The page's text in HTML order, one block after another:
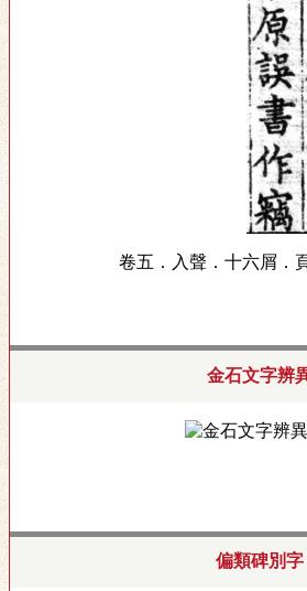
卷五．入聲．十六屑．
金石文字辨
偏類碑別字